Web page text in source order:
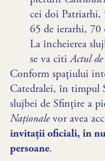
cei doi Patriarhi,
65 de ierarhi,
La încheierea
se va citiActul
Conform spațiului
Catedralei, în timpul
slujbei de Sfințire a
Naționalevor avea
invitații oficiali, în
persoane.